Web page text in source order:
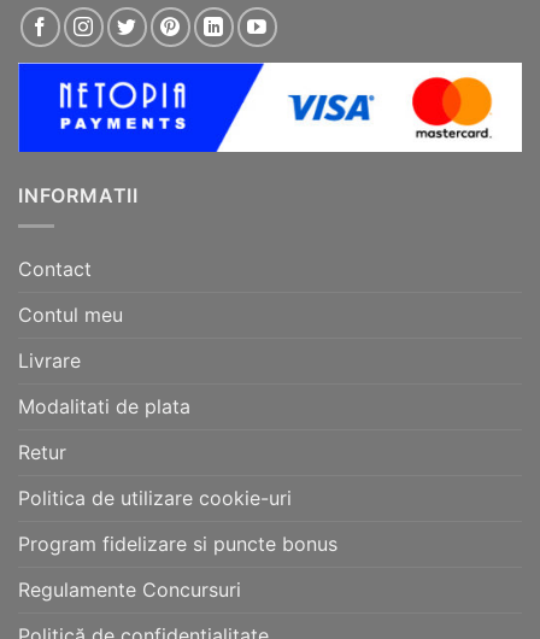
INFORMATII
Contact
Contul meu
Livrare
Modalitati de plata
Retur
Politica de utilizare cookie-uri
Program fidelizare si puncte bonus
Regulamente Concursuri